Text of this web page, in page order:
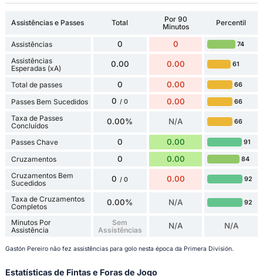
Assistências e Passes Total
Por 90
Minutos
Percentil
Assistências 0 0 74
Assistências
Esperadas (xA)
0.00 0.00 61
Total de passes 0 0.00 66
Passes Bem Sucedidos 0 / 0 0.00 66
Taxa de Passes
Concluídos
0.00% N/A 66
Passes Chave 0 0.00 91
Cruzamentos 0 0.00 84
Cruzamentos Bem
Sucedidos
0 / 0 0.00 92
Taxa de Cruzamentos
Completos
0.00% N/A 92
Minutos Por
Assistência
Sem
Assistências
N/A N/A
Gastón Pereiro não fez assistências para golo nesta época da Primera División.
Estatísticas de Fintas e Foras de Jogo